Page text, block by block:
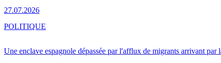
27.07.2026
Une enclave espagnole dépassée par l'afflux de migrants arrivant par
POLITIQUE